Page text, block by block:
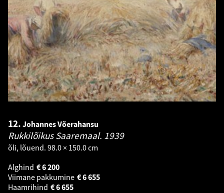
12. Johannes Võerahansu
Rukkilõikus Saaremaal. 1939
õli, lõuend. 98.0 × 150.0 cm
Alghind
6 200
€
Viimane pakkumine
6 655
€
Haamrihind
6 655
€